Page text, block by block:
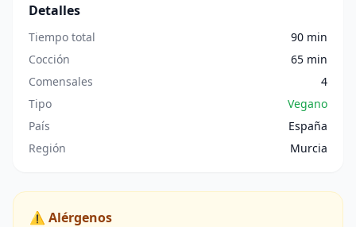
Detalles
Tiempo total
90 min
Cocción
65 min
Comensales
4
Tipo
Vegano
País
España
Región
Murcia
⚠️ Alérgenos